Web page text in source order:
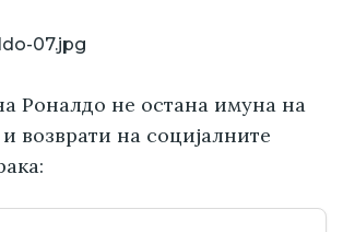
Роналдо не остана имуна на
возврати на социјалните